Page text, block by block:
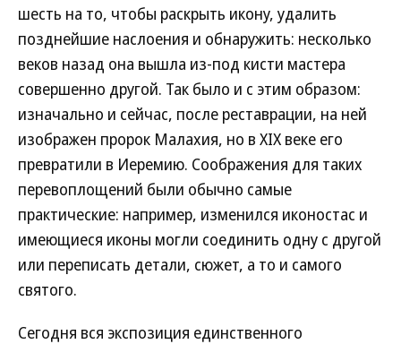
шесть на то, чтобы раскрыть икону, удалить
позднейшие наслоения и обнаружить: несколько
веков назад она вышла из-под кисти мастера
совершенно другой. Так было и с этим образом:
изначально и сейчас, после реставрации, на ней
изображен пророк Малахия, но в XIX веке его
превратили в Иеремию. Соображения для таких
перевоплощений были обычно самые
практические: например, изменился иконостас и
имеющиеся иконы могли соединить одну с другой
или переписать детали, сюжет, а то и самого
святого.
Сегодня вся экспозиция единственного